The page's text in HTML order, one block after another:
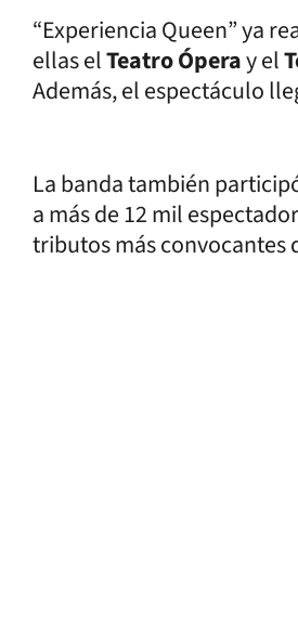
“Experiencia Queen” ya
ellas elTeatro Óperay el
Además, el espectáculo
La banda también
a más de 12 mil
tributos más convocantes